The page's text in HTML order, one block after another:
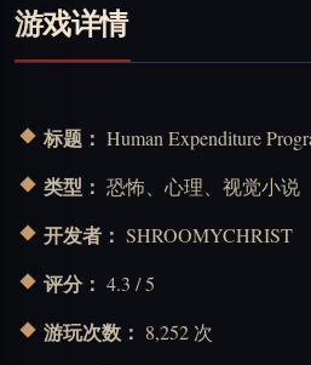
游戏详情
标题： Human Expenditure
类型： 恐怖、心理、视觉小说
开发者： SHROOMYCHRIST
评分： 4.3 / 5
游玩次数： 8,252 次